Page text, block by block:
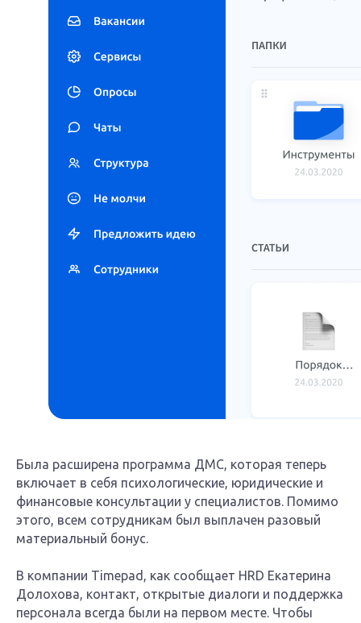
Была расширена программа ДМС, которая теперь
включает в себя психологические, юридические и
финансовые консультации у специалистов. Помимо
этого, всем сотрудникам был выплачен разовый
материальный бонус.
В компании Timepad, как сообщает HRD Екатерина
Долохова, контакт, открытые диалоги и поддержка
персонала всегда были на первом месте. Чтобы